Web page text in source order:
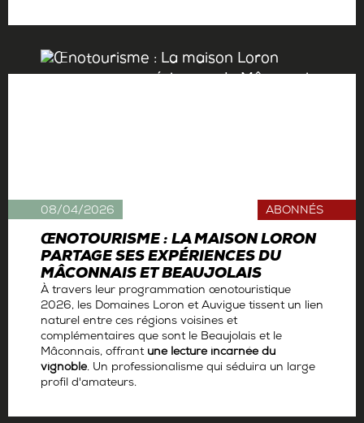
ŒNOTOURISME : LA MAISON LORON
PARTAGE SES EXPÉRIENCES DU
MÂCONNAIS ET BEAUJOLAIS
ABONNÉS
À travers leur programmation œnotouristique
2026, les Domaines Loron et Auvigue tissent un lien
naturel entre ces régions voisines et
complémentaires que sont le Beaujolais et le
Mâconnais, offrant une lecture incarnée du
vignoble. Un professionalisme qui séduira un large
profil d'amateurs.
08/04/2026